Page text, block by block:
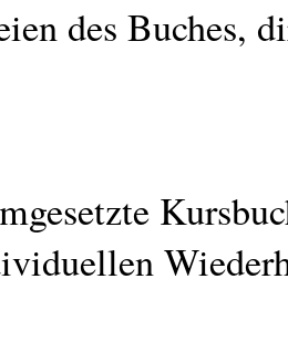
des Buches,